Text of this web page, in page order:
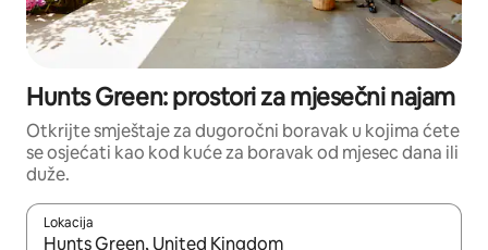
Hunts Green: prostori za mjesečni najam
Otkrijte smještaje za dugoročni boravak u kojima ćete
se osjećati kao kod kuće za boravak od mjesec dana ili
duže.
Lokacija
Kad su rezultati dostupni, možete da se krećete kroz njih